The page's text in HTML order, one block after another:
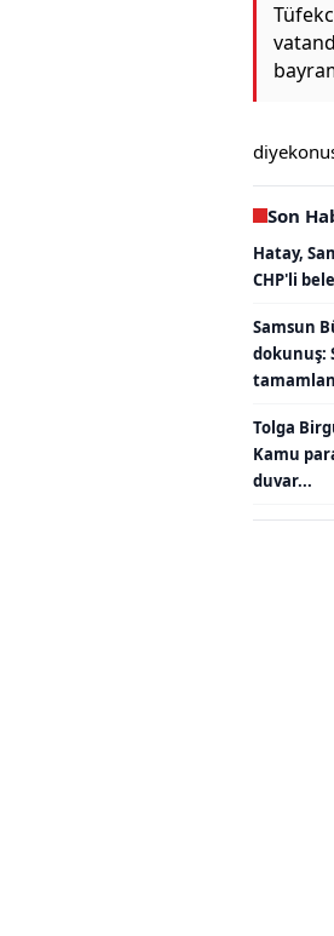
Son
Hatay,
CHP'li
Samsun
dokunuş:
Tolga
Kamu
duvar...